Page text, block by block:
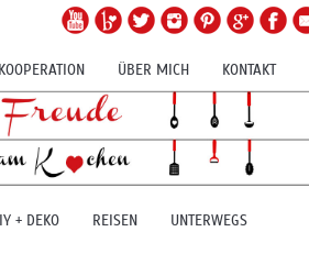
KOOPERATION ÜBER MICH KONTAKT
+ DEKO REISEN UNTERWEGS